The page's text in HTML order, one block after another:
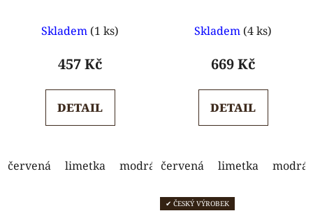
hodnocení
produktu
5,0
z
Skladem (1 ks)
457 Kč
DETAIL
červená limetka modrá oranžová světle modrá
hodnocení
produktu
5,0
z
Skladem (4 ks)
669 Kč
DETAIL
červená limetka modrá
✔ ČESKÝ VÝROBEK